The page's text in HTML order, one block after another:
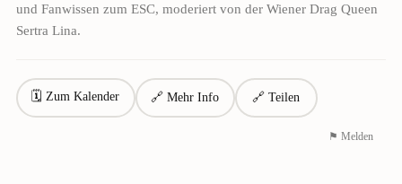
und Fanwissen zum ESC, moderiert von der Wiener Drag Queen
Sertra Lina.
🗓 Zum Kalender 🔗 Mehr Info 🔗 Teilen
⚑ Melden